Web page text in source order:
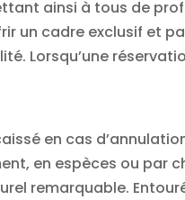
ainsi à tous de
un cadre exclusif et
Lorsqu’une
en cas
en espèces ou par
remarquable.